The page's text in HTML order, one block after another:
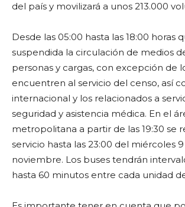
del país y movilizará a unos 213.000
Desde las 05:00 hasta las 18:00 horas
suspendida la circulación de medios
personas y cargas, con excepción de
encuentren al servicio del censo, así
internacional y los relacionados a
seguridad y asistencia médica. En el
metropolitana a partir de las 19:30 se
servicio hasta las 23:00 del miércoles
noviembre. Los buses tendrán
hasta 60 minutos entre cada unidad